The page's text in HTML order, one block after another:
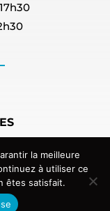
la meilleure
à utiliser ce
êtes satisfait.